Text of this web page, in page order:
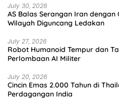
July 30, 2026
AS Balas Serangan Iran dengan
Wilayah Diguncang Ledakan
July 27, 2026
Robot Humanoid Tempur dan
Perlombaan AI Militer
July 20, 2026
Cincin Emas 2.000 Tahun di
Perdagangan India